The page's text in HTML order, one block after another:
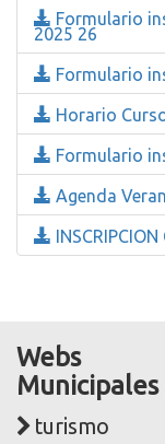
Formulario
2025 26
Formulario
Horario
Formulario
Agenda
Webs
Municipales
turismo